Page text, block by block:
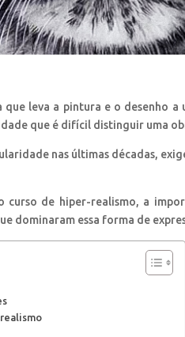
leva a pintura e o desenho
que é difícil distinguir uma
nas últimas décadas,
de hiper-realismo, a
dominaram essa forma de